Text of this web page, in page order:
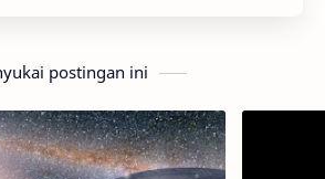
postingan ini